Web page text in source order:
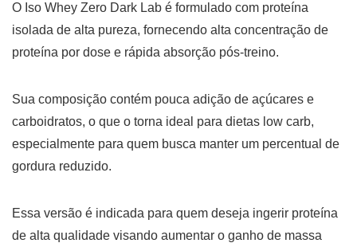
O Iso Whey Zero Dark Lab é formulado com proteína
isolada de alta pureza, fornecendo alta concentração de
proteína por dose e rápida absorção pós-treino.
Sua composição contém pouca adição de açúcares e
carboidratos, o que o torna ideal para dietas low carb,
especialmente para quem busca manter um percentual de
gordura reduzido.
Essa versão é indicada para quem deseja ingerir proteína
de alta qualidade visando aumentar o ganho de massa